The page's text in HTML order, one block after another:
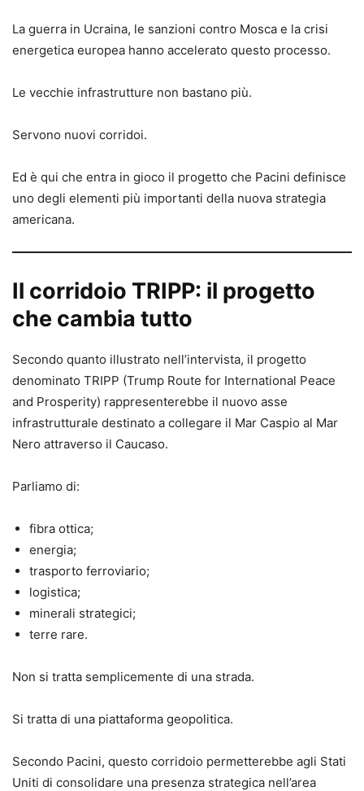
La guerra in Ucraina, le sanzioni contro Mosca e la crisi
energetica europea hanno accelerato questo processo.
Le vecchie infrastrutture non bastano più.
Servono nuovi corridoi.
Ed è qui che entra in gioco il progetto che Pacini definisce
uno degli elementi più importanti della nuova strategia
americana.
Il corridoio TRIPP: il progetto
che cambia tutto
Secondo quanto illustrato nell’intervista, il progetto
denominato TRIPP (Trump Route for International Peace
and Prosperity) rappresenterebbe il nuovo asse
infrastrutturale destinato a collegare il Mar Caspio al Mar
Nero attraverso il Caucaso.
Parliamo di:
fibra ottica;
energia;
trasporto ferroviario;
logistica;
minerali strategici;
terre rare.
Non si tratta semplicemente di una strada.
Si tratta di una piattaforma geopolitica.
Secondo Pacini, questo corridoio permetterebbe agli Stati
Uniti di consolidare una presenza strategica nell’area